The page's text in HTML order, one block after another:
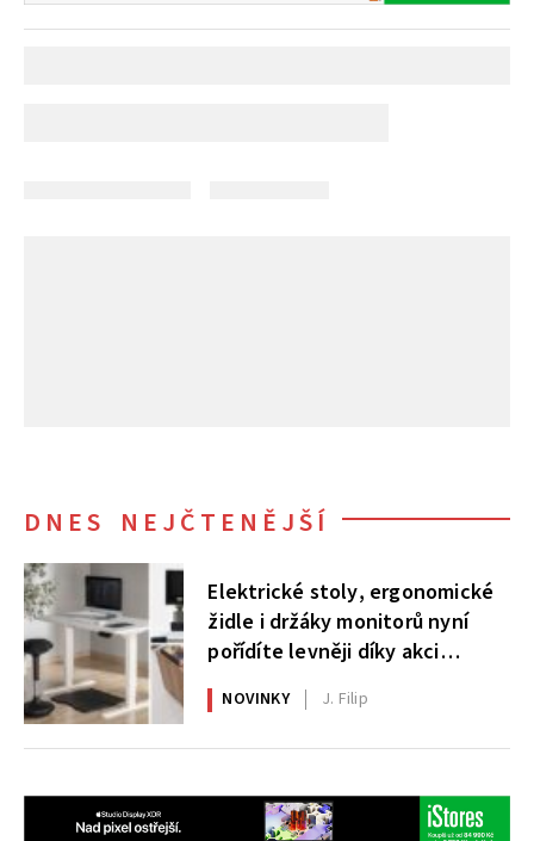
DNES NEJČTENĚJŠÍ
Elektrické stoly, ergonomické
židle i držáky monitorů nyní
pořídíte levněji díky akci
AlzaErgo
NOVINKY J. Filip